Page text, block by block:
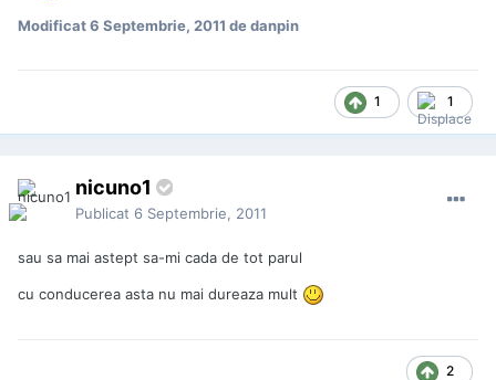
Modificat6 Septembrie, 2011 de danpin
1 1
nicuno1
Publicat 6 Septembrie, 2011
sau sa mai astept sa-mi cada de tot parul
cu conducerea asta nu mai dureaza mult
2